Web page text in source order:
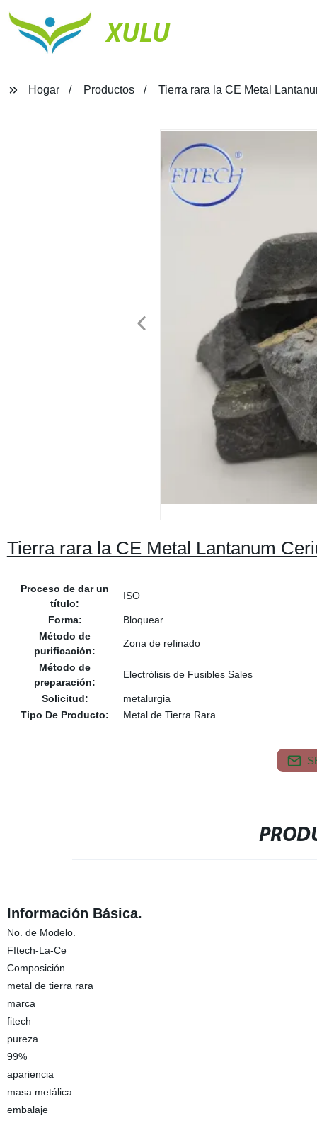
XULU
Hogar Productos Tierra rara la CE Metal
Tierra rara la CE Metal Lantanum
Proceso de dar un
título:
ISO
Forma:
Bloquear
Método de
purificación:
Zona de refinado
Método de
preparación:
Electrólisis de Fusibles Sales
Solicitud:
metalurgia
Tipo De Producto:
Metal de Tierra Rara
Información Básica.
No. de Modelo.
FItech-La-Ce
Composición
metal de tierra rara
marca
fitech
pureza
99%
apariencia
masa metálica
embalaje